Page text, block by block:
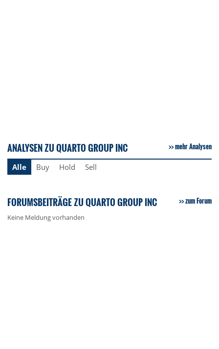
ANALYSEN ZU QUARTO GROUP INC mehr Analysen
Alle Buy Hold Sell
FORUMSBEITRÄGE ZU QUARTO GROUP INC zum Forum
Keine Meldung vorhanden